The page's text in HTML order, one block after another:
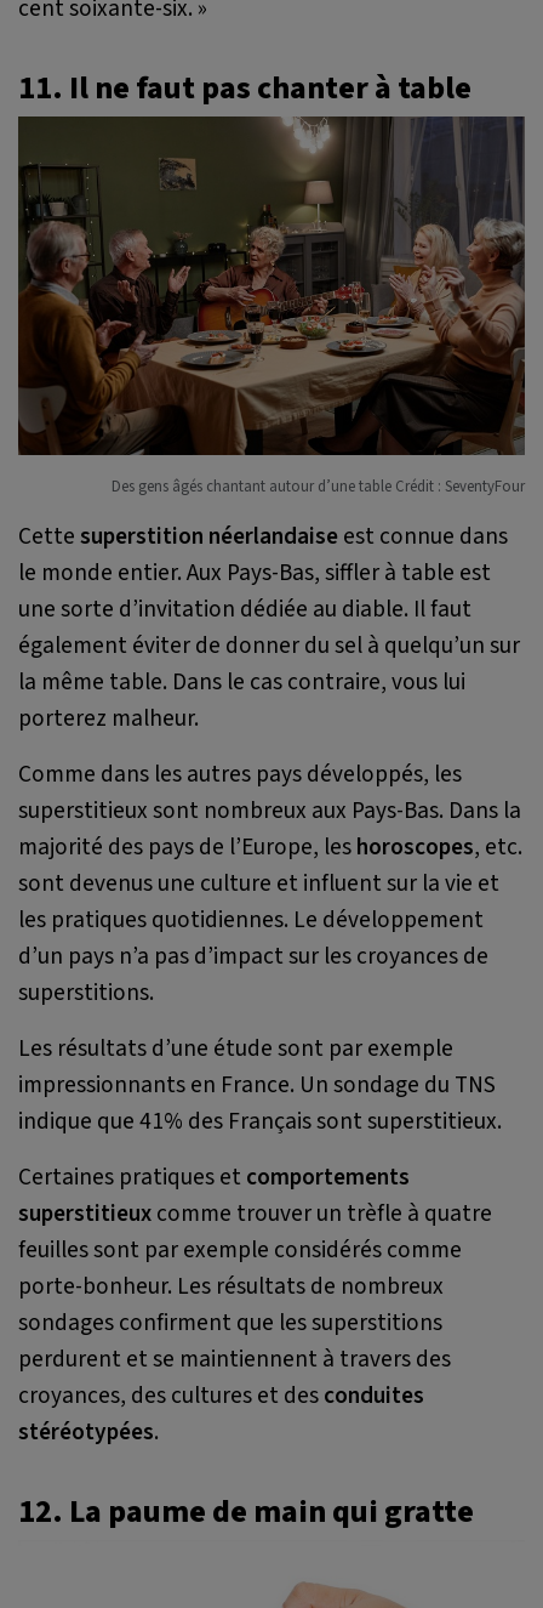
cent soixante-six. »
11. Il ne faut pas chanter à table
Des gens âgés chantant autour d’une table Crédit : SeventyFour
Cettesuperstition néerlandaiseest connue dans
le monde entier. Aux Pays-Bas, siffler à table est
une sorte d’invitation dédiée au diable. Il faut
également éviter de donner du sel à quelqu’un sur
la même table. Dans le cas contraire, vous lui
porterez malheur.
Comme dans les autres pays développés, les
superstitieux sont nombreux aux Pays-Bas. Dans la
majorité des pays de l’Europe, leshoroscopes, etc.
sont devenus une culture et influent sur la vie et
les pratiques quotidiennes. Le développement
d’un pays n’a pas d’impact sur les croyances de
superstitions.
Les résultats d’une étude sont par exemple
impressionnants en France. Un sondage du TNS
indique que 41% des Français sont superstitieux.
Certaines pratiques et comportements
superstitieuxcomme trouver un trèfle à quatre
feuilles sont par exemple considérés comme
porte-bonheur. Les résultats de nombreux
sondages confirment que les superstitions
perdurent et se maintiennent à travers des
croyances, des cultures et desconduites
stéréotypées.
12. La paume de main qui gratte